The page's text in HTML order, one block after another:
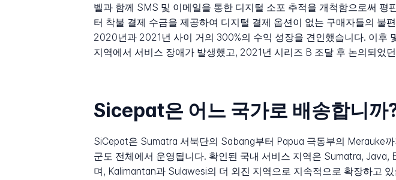
벨과 함께 SMS 및 이메일을 통한 디지털 소포 추적을 개척함으로써
터 착불 결제 수금을 제공하여 디지털 결제 옵션이 없는 구매자들의 불
2020년과 2021년 사이 거의 300%의 수익 성장을 견인했습니다. 이후
지역에서 서비스 장애가 발생했고, 2021년 시리즈 B 조달 후 논의되었
Sicepat은 어느 국가로 배송합니까
SiCepat은 Sumatra 서북단의 Sabang부터 Papua 극동부의 Merauke
군도 전체에서 운영됩니다. 확인된 국내 서비스 지역은 Sumatra,
며, Kalimantan과 Sulawesi의 더 외진 지역으로 지속적으로 확장하고